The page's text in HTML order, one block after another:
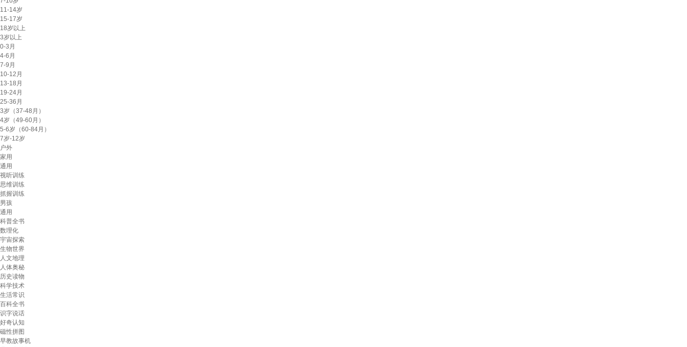
11-14岁
15-17岁
18岁以上
3岁以上
0-3月
4-6月
7-9月
10-12月
13-18月
19-24月
25-36月
3岁（37-48月）
4岁（49-60月）
5-6岁（60-84月）
7岁-12岁
户外
家用
通用
视听训练
思维训练
抓握训练
男孩
通用
科普全书
数理化
宇宙探索
生物世界
人文地理
人体奥秘
历史读物
科学技术
生活常识
百科全书
识字说话
好奇认知
磁性拼图
早教故事机